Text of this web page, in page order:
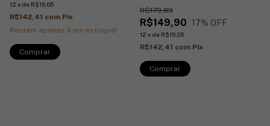
12 x de R$15,05
R$142,41 com Pix
Restam apenas 3 em estoque!
Comprar
R$149,90
R$179,89
17% OFF
12 x de R$15,05
R$142,41 com Pix
Comprar